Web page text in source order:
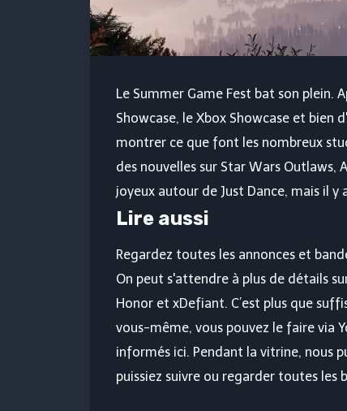
Le Summer Game Fest bat son plein.
Showcase, le Xbox Showcase et
montrer ce que font les nombreux
des nouvelles sur Star Wars Outlaws,
joyeux autour de Just Dance, mais il
Lire aussi
Regardez toutes les annonces et
On peut s'attendre à plus de détails
Honor et xDefiant. C’est plus que
vous-même, vous pouvez le faire via
informés ici. Pendant la vitrine, nous
puissiez suivre ou regarder toutes les